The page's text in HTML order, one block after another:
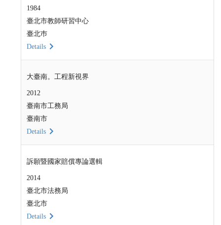
1984
臺北市教師研習中心
臺北巿
Details
大臺南。工程新視界
2012
臺南市工務局
臺南市
Details
訴願暨國家賠償專論選輯
2014
臺北市法務局
臺北市
Details